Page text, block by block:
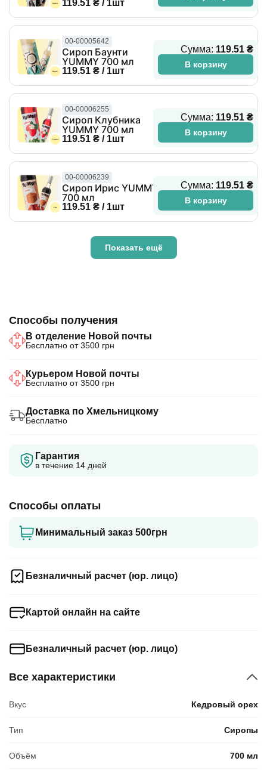
119.51 ₴ / 1шт
00-00005642
Сироп Баунти
YUMMY 700 мл
119.51 ₴ / 1шт
Сумма: 119.51 ₴
В корзину
00-00006255
Сироп Клубника
YUMMY 700 мл
119.51 ₴ / 1шт
Сумма: 119.51 ₴
В корзину
00-00006239
Сироп Ирис YUMMY
700 мл
119.51 ₴ / 1шт
Сумма: 119.51 ₴
В корзину
Показать ещё
Все характеристики
Вкус Кедровый орех
Тип Сиропы
Объём 700 мл
Способы получения
В отделение Новой почты
Бесплатно от 3500 грн
Курьером Новой почты
Бесплатно от 3500 грн
Доставка по Хмельницкому
Бесплатно
Гарантия
в течение 14 дней
Способы оплаты
Минимальный заказ 500грн
Безналичный расчет (юр. лицо)
Картой онлайн на сайте
Безналичный расчет (юр. лицо)